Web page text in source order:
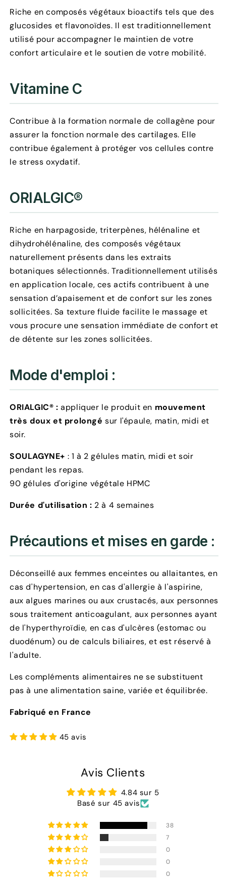
Riche en composés végétaux bioactifs tels que des
glucosides et flavonoïdes. Il est traditionnellement
utilisé pour accompagner le maintien de votre
confort articulaire et le soutien de votre mobilité.
Vitamine C
Contribue à la formation normale de collagène pour
assurer la fonction normale des cartilages. Elle
contribue également à protéger vos cellules contre
le stress oxydatif.
ORIALGIC®
Riche en harpagoside, triterpènes, hélénaline et
dihydrohélénaline, des composés végétaux
naturellement présents dans les extraits
botaniques sélectionnés. Traditionnellement utilisés
en application locale, ces actifs contribuent à une
sensation d’apaisement et de confort sur les zones
sollicitées. Sa texture fluide facilite le massage et
vous procure une sensation immédiate de confort et
de détente sur les zones sollicitées.
Mode d'emploi :
ORIALGIC® : appliquer le produit en mouvement
très doux et prolongésur l'épaule, matin, midi et
soir.
SOULAGYNE+ : 1 à 2 gélules matin, midi et soir
pendant les repas.
90 gélules d'origine végétale HPMC
Durée d'utilisation : 2 à 4 semaines
Précautions et mises en garde :
Déconseillé aux femmes enceintes ou allaitantes, en
cas d'hypertension, en cas d'allergie à l'aspirine,
aux algues marines ou aux crustacés, aux personnes
sous traitement anticoagulant, aux personnes ayant
de l'hyperthyroïdie, en cas d'ulcères (estomac ou
duodénum) ou de calculs biliaires, et est réservé à
l'adulte.
Les compléments alimentaires ne se substituent
pas à une alimentation saine, variée et équilibrée.
Fabriqué en France
45 avis
Avis Clients
4.84 sur 5
Basé sur 45 avis
38
7
0
0
0